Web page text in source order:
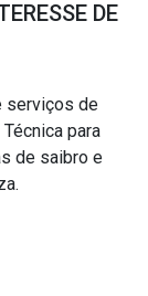
DE
serviços de
para
de saibro e